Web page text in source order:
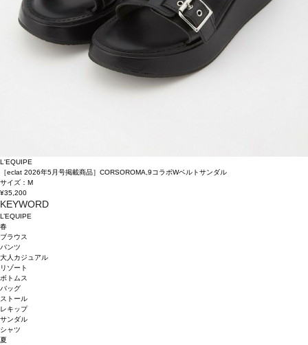
L'EQUIPE
［eclat 2026年5月号掲載商品］CORSOROMA,9コラボWベルトサンダル
サイズ：M
¥35,200
KEYWORD
L’EQUIPE
春
ブラウス
パンツ
大人カジュアル
リゾート
ボトムス
バッグ
ストール
レキップ
サンダル
シャツ
夏